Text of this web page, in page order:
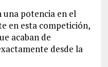
una potencia en el
en esta competición,
acaban de
desde la